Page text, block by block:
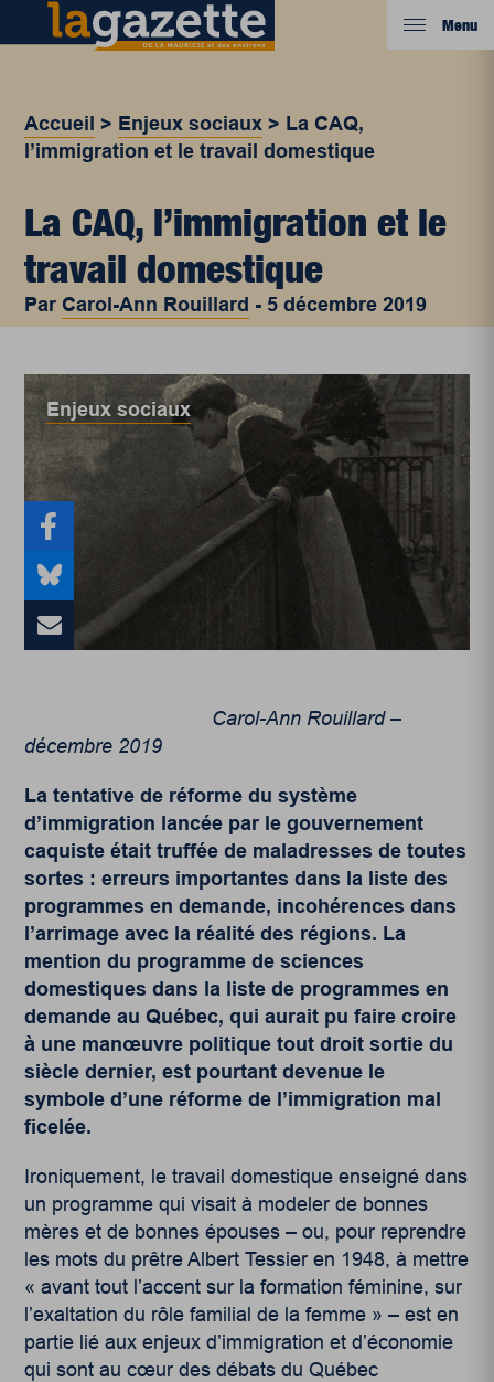
Menu
Accueil > Enjeux sociaux > La CAQ,
l’immigration et le travail domestique
La CAQ, l’immigration et le
travail domestique
Par Carol-Ann Rouillard - 5 décembre 2019
Enjeux sociaux
Carol-Ann Rouillard –
décembre 2019
La tentative de réforme du système
d’immigration lancée par le gouvernement
caquiste était truffée de maladresses de toutes
sortes : erreurs importantes dans la liste des
programmes en demande, incohérences dans
l’arrimage avec la réalité des régions. La
mention du programme de sciences
domestiques dans la liste de programmes en
demande au Québec, qui aurait pu faire croire
à une manœuvre politique tout droit sortie du
siècle dernier, est pourtant devenue le
symbole d’une réforme de l’immigration mal
ficelée.
Ironiquement, le travail domestique enseigné dans
un programme qui visait à modeler de bonnes
mères et de bonnes épouses – ou, pour reprendre
les mots du prêtre Albert Tessier en 1948, à mettre
« avant tout l’accent sur la formation féminine, sur
l’exaltation du rôle familial de la femme » – est en
partie lié aux enjeux d’immigration et d’économie
qui sont au cœur des débats du Québec